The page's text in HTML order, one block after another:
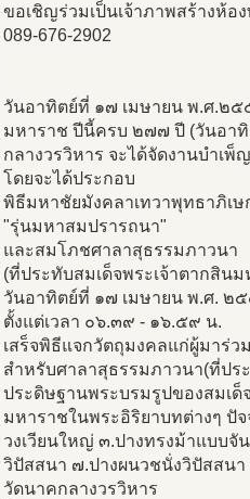
ขอเชิญร่วมเป็นเจ้าภาพสร้างห้
089-676-2902
วันอาทิตย์ที่ ๑๗ เมษายน พ.ศ.๒๕
มหาราช ปีนี้ครบ ๒๗๗ ปี (วันอา
กลางวรวิหาร จะได้จัดงานบำเพ็
โดยจะได้ประกอบ
พิธีมหาชัยมังคลาเทวาพุทธาภิเ
"รุ่นมหาสมปรารถนา"
และสมโภชศาลาสุธรรมภาวนา
(ที่ประทับสมเด็จพระเจ้าตากสินม
วันอาทิตย์ที่ ๑๗ เมษายน พ.ศ. ๒
ตั้งแต่เวลา ๐๖.๓๙ - ๑๖.๕๙ น.
เสร็จพิธีแจกวัตถุมงคลแก่ผู้มาร่ว
สำหรับศาลาสุธรรมภาวนา(ที่ปร
ประดิษฐานพระบรมรูปของสมเด็
มหาราชในพระอิริยาบทต่างๆ ปั
วงเวียนใหญ่ ๓.ปางทรงม้าแบบ
วิปัสสนา ๗.ปางผนวชนั่งวิปัสสน
วัดนาคกลางวรวิหาร